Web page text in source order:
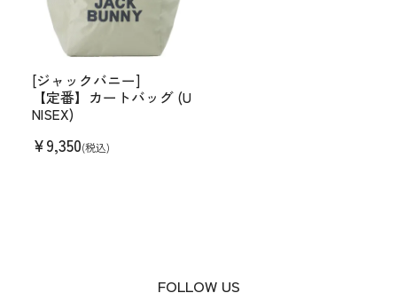
[ジャックバニー]
【定番】カートバッグ (U
NISEX)
¥9,350(税込)
FOLLOW US